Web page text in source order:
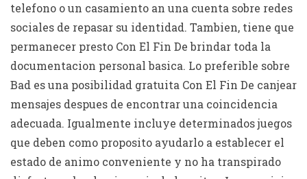
telefono o un casamiento an una cuenta sobre redes
sociales de repasar su identidad. Tambien, tiene que
permanecer presto Con El Fin De brindar toda la
documentacion personal basica. Lo preferible sobre
Bad es una posibilidad gratuita Con El Fin De canjear
mensajes despues de encontrar una coincidencia
adecuada. Igualmente incluye determinados juegos
que deben como proposito ayudarlo a establecer el
estado de animo conveniente y no ha transpirado